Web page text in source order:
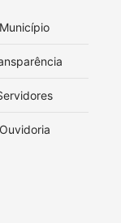
Município
Ouvidoria